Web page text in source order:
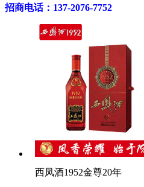
招商电话：137-2076-7752
西凤酒1952金尊20年